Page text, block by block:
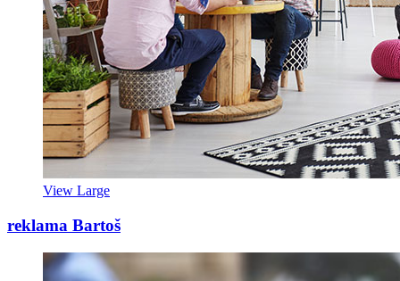
View Large
reklama Bartoš